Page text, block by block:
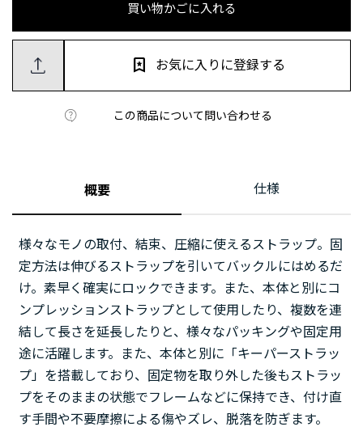
買い物かごに入れる
この商品について問い合わせる
お気に入りに登録する
概要 仕様
様々なモノの取付、結束、圧縮に使えるストラップ。固
定方法は伸びるストラップを引いてバックルにはめるだ
け。素早く確実にロックできます。また、本体と別にコ
ンプレッションストラップとして使用したり、複数を連
結して長さを延長したりと、様々なパッキングや固定用
途に活躍します。また、本体と別に「キーパーストラッ
プ」を搭載しており、固定物を取り外した後もストラッ
プをそのままの状態でフレームなどに保持でき、付け直
す手間や不要摩擦による傷やズレ、脱落を防ぎます。